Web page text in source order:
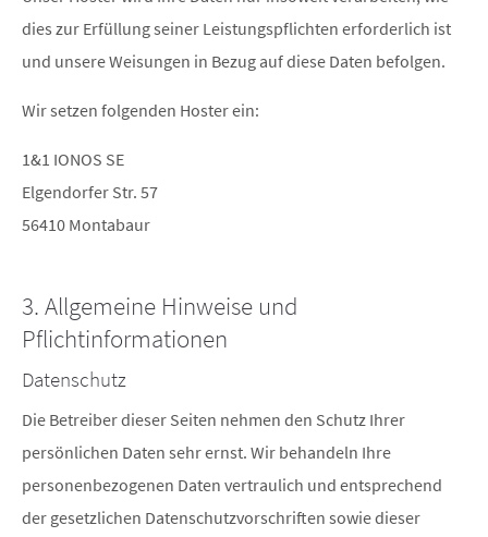
dies zur Erfüllung seiner Leistungspflichten erforderlich ist
und unsere Weisungen in Bezug auf diese Daten befolgen.
Wir setzen folgenden Hoster ein:
1&1 IONOS SE
Elgendorfer Str. 57
56410 Montabaur
3. Allgemeine Hinweise und
Pflichtinformationen
Datenschutz
Die Betreiber dieser Seiten nehmen den Schutz Ihrer
persönlichen Daten sehr ernst. Wir behandeln Ihre
personenbezogenen Daten vertraulich und entsprechend
der gesetzlichen Datenschutzvorschriften sowie dieser